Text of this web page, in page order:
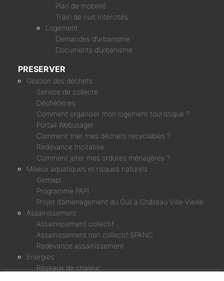
Plan de mobilité
Train de nuit Intercités
Logement
Demandes d’urbanisme
Documents d’urbanisme
PRESERVER
Gestion des déchets
Service de collecte
Déchèteries
Comment organiser mon logement touristique ?
Portail Webusager
Comment trier mes déchets recyclables ?
Redevance Incitative
Comment jeter mes ordures ménagères ?
Milieux aquatiques et risques naturels
Gemapi
Programme PAPI
Projet d’aménagement du Guil à Château Ville-Vieille
Assainissement
Assainissement collectif
Assainissement non collectif SPANC
Redevance assainissement
Energies
Réseaux de chaleur